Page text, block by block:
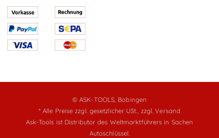
© ASK-TOOLS, Bobingen
* Alle Preise zzgl. gesetzlicher USt., zzgl. Versand
Ask-Tools ist Distributor des Weltmarktführers in Sachen
Autoschlüssel.